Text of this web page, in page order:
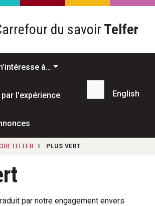
du savoir Telfer
à…
l'expérience
Recherche...
English
TELFER PLUS VERT
par notre engagement envers